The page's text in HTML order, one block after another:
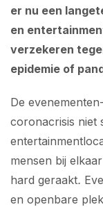
er nu een
en
verzekeren
epidemie of
De
coronacrisis niet
mensen bij
hard geraakt.
en openbare